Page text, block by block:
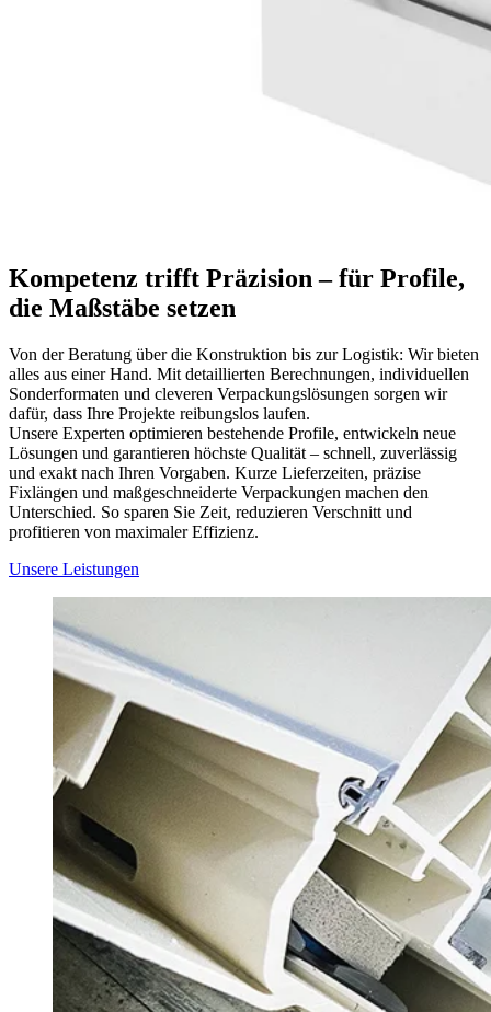
Kompetenz trifft Präzision – für Profile,
die Maßstäbe setzen
Von der Beratung über die Konstruktion bis zur Logistik: Wir bieten
alles aus einer Hand. Mit detaillierten Berechnungen, individuellen
Sonderformaten und cleveren Verpackungslösungen sorgen wir
dafür, dass Ihre Projekte reibungslos laufen.
Unsere Experten optimieren bestehende Profile, entwickeln neue
Lösungen und garantieren höchste Qualität – schnell, zuverlässig
und exakt nach Ihren Vorgaben. Kurze Lieferzeiten, präzise
Fixlängen und maßgeschneiderte Verpackungen machen den
Unterschied. So sparen Sie Zeit, reduzieren Verschnitt und
profitieren von maximaler Effizienz.
Unsere Leistungen